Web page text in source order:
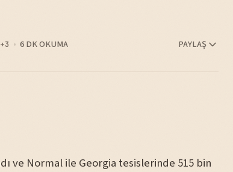
6 DK OKUMA PAYLAŞ
ve Normal ile Georgia tesislerinde 515 bin